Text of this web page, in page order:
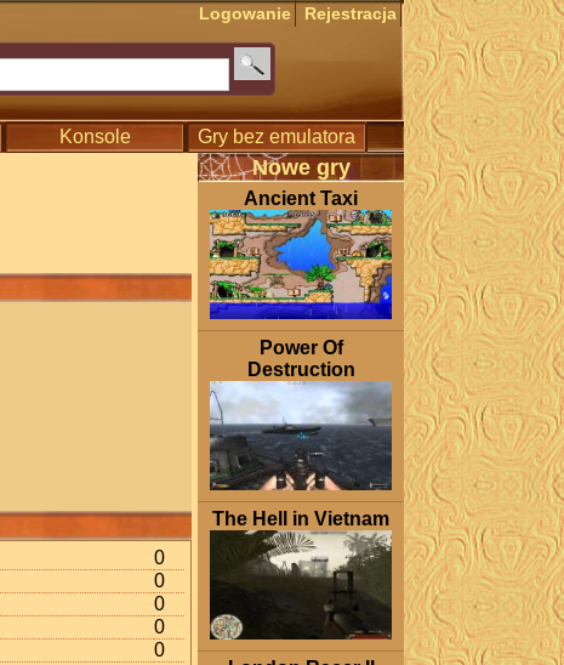
Logowanie Rejestracja
Konsole Gry bez emulatora
0
0
0
0
0
Nowe gry
Ancient Taxi
Power Of
Destruction
The Hell in Vietnam